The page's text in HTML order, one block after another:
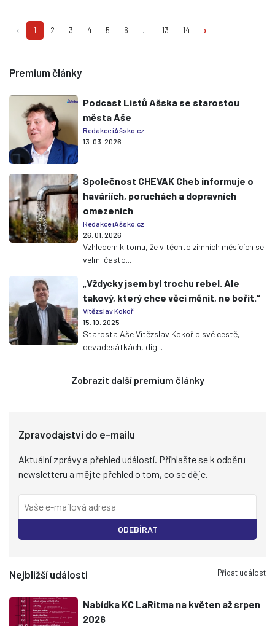
‹ 1 2 3 4 5 6 ... 13 14 ›
Premium články
Podcast Listů Ašska se starostou
města Aše
Redakce iAšsko.cz
13. 03. 2026
Společnost CHEVAK Cheb informuje o
haváriích, poruchách a dopravních
omezeních
Redakce iAšsko.cz
26. 01. 2026
Vzhledem k tomu, že v těchto zimních měsících se
velmi často...
„Vždycky jsem byl trochu rebel. Ale
takový, který chce věci měnit, ne bořit.“
Vítězslav Kokoř
15. 10. 2025
Starosta Aše Vítězslav Kokoř o své cestě,
devadesátkách, dig...
Zobrazit další premium články
Zpravodajství do e-mailu
Aktuální zprávy a přehled událostí. Přihlašte se k odběru
newsletteru a mějte přehled o tom, co se děje.
ODEBÍRAT
Nejbližší události Přidat událost
Nabídka KC LaRitma na květen až srpen
2026